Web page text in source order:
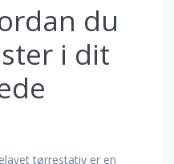
du
i dit
tørrestativ er en